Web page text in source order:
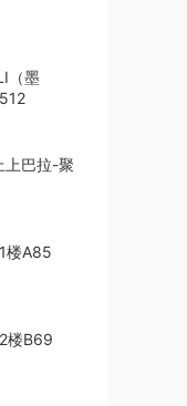
（墨
上巴拉-聚
楼A85
楼B69